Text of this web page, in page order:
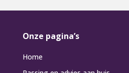
Onze pagina’s
Home